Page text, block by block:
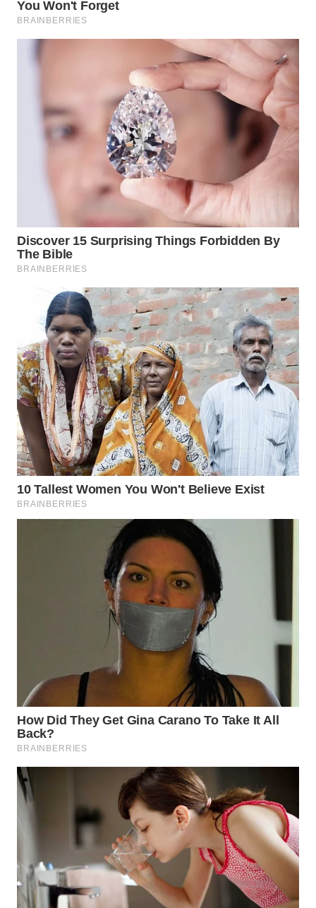
WN
INDRAMAYU
WN
MAJALENGKA
WN
SUKABUMI
PURWAKARTA
WN
PRIANGAN
TIMUR
WN
SEMARANG
WN
SOLO
WN
NATUNA
WN
BINTAN
MANDALIKA
WN
LABUANBAJO